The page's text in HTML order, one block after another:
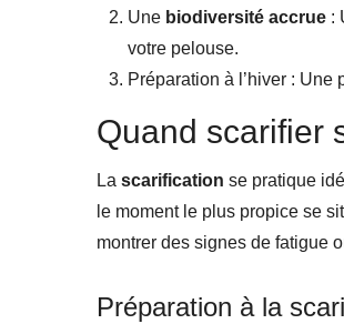
Une biodiversité accrue :
votre pelouse.
Préparation à l’hiver :
Quand scarifier
La scarification se pratique
le moment le plus propice se
montrer des signes de fatigue
Préparation à la